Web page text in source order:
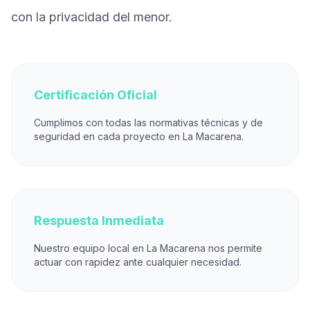
con la privacidad del menor.
Certificación Oficial
Cumplimos con todas las normativas técnicas y de
seguridad en cada proyecto en La Macarena.
Respuesta Inmediata
Nuestro equipo local en La Macarena nos permite
actuar con rapidez ante cualquier necesidad.